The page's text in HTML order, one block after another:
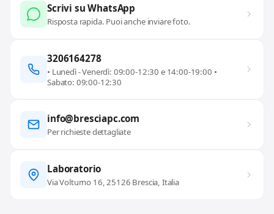
Scrivi su WhatsApp
Risposta rapida. Puoi anche inviare foto.
3206164278
• Lunedì - Venerdì: 09:00-12:30 e 14:00-19:00 •
Sabato: 09:00-12:30
info@bresciapc.com
Per richieste dettagliate
Laboratorio
Via Volturno 16, 25126 Brescia, Italia